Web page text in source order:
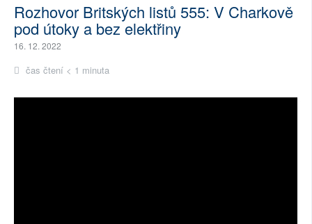
Rozhovor Britských listů 555: V Charkově
pod útoky a bez elektřiny
16. 12. 2022
čas čtení < 1 minuta